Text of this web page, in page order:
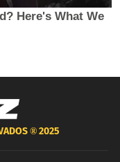
®2025